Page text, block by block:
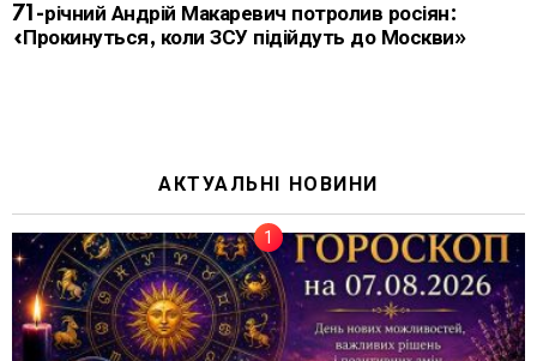
71-річний Андрій Макаревич потролив росіян:
«Прокинуться, коли ЗСУ підійдуть до Москви»
АКТУАЛЬНІ НОВИНИ